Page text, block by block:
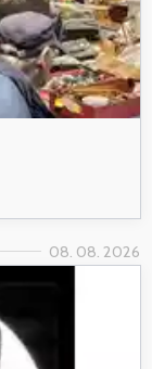
08. 08. 2026